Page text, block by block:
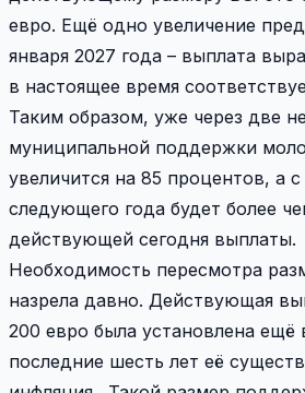
евро. Ещё одно увеличение
января 2027 года – выплата
в настоящее время
Таким образом, уже через две
муниципальной поддержки
увеличится на 85 процентов, а с
следующего года будет более
действующей сегодня выплаты.
Необходимость пересмотра
назрела давно. Действующая
200 евро была установлена ещё
последние шесть лет её